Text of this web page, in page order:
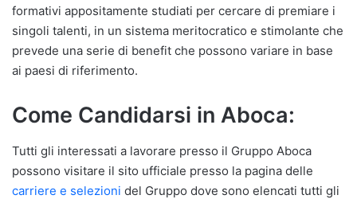
formativi appositamente studiati per cercare di premiare i
singoli talenti, in un sistema meritocratico e stimolante che
prevede una serie di benefit che possono variare in base
ai paesi di riferimento.
Come Candidarsi in Aboca:
Tutti gli interessati a lavorare presso il Gruppo Aboca
possono visitare il sito ufficiale presso la pagina delle
carriere e selezioni del Gruppo dove sono elencati tutti gli